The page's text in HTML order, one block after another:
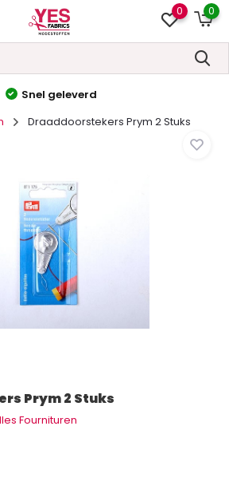
0 0
Hoge kwaliteit
Draaddoorstekers Prym 2 Stuks
Prym 2 Stuks
Fournituren